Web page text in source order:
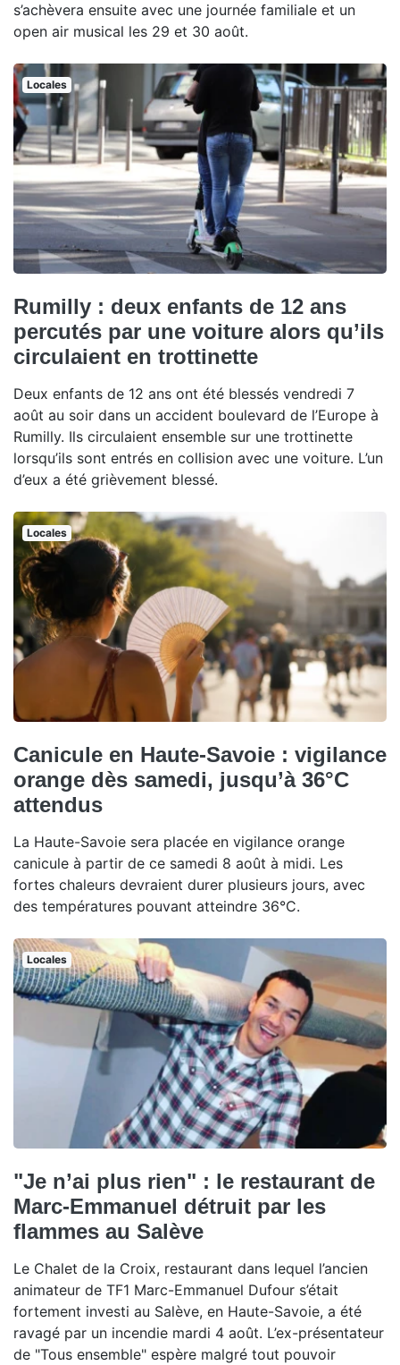
s’achèvera ensuite avec une journée familiale et un
open air musical les 29 et 30 août.
Locales
Rumilly : deux enfants de 12 ans
percutés par une voiture alors qu’ils
circulaient en trottinette
Deux enfants de 12 ans ont été blessés vendredi 7
août au soir dans un accident boulevard de l’Europe à
Rumilly. Ils circulaient ensemble sur une trottinette
lorsqu’ils sont entrés en collision avec une voiture. L’un
d’eux a été grièvement blessé.
Locales
Canicule en Haute-Savoie : vigilance
orange dès samedi, jusqu’à 36°C
attendus
La Haute-Savoie sera placée en vigilance orange
canicule à partir de ce samedi 8 août à midi. Les
fortes chaleurs devraient durer plusieurs jours, avec
des températures pouvant atteindre 36°C.
Locales
"Je n’ai plus rien" : le restaurant de
Marc-Emmanuel détruit par les
flammes au Salève
Le Chalet de la Croix, restaurant dans lequel l’ancien
animateur de TF1 Marc-Emmanuel Dufour s’était
fortement investi au Salève, en Haute-Savoie, a été
ravagé par un incendie mardi 4 août. L’ex-présentateur
de "Tous ensemble" espère malgré tout pouvoir